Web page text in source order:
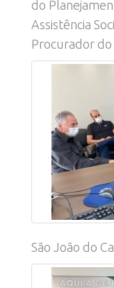
do
Assistência
Procurador
São João do